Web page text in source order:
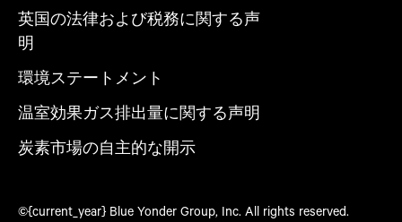
英国の法律および税務に関する声
明
環境ステートメント
温室効果ガス排出量に関する声明
炭素市場の自主的な開示
©{current_year} Blue Yonder Group, Inc. All rights reserved.